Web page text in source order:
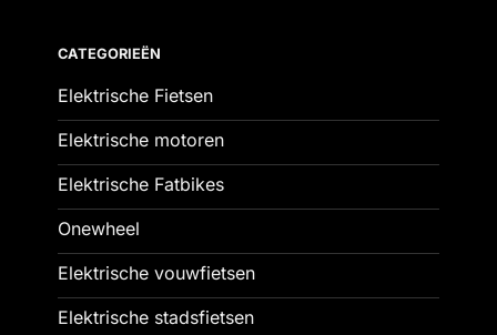
CATEGORIEËN
Elektrische Fietsen
Elektrische motoren
Elektrische Fatbikes
Onewheel
Elektrische vouwfietsen
Elektrische stadsfietsen